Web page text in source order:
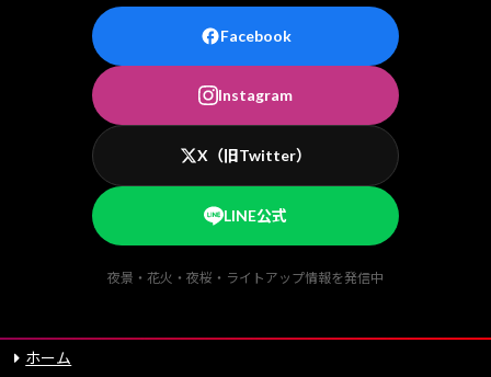
Facebook
Instagram
X（旧Twitter）
LINE公式
夜景・花火・夜桜・ライトアップ情報を発信中
ホーム